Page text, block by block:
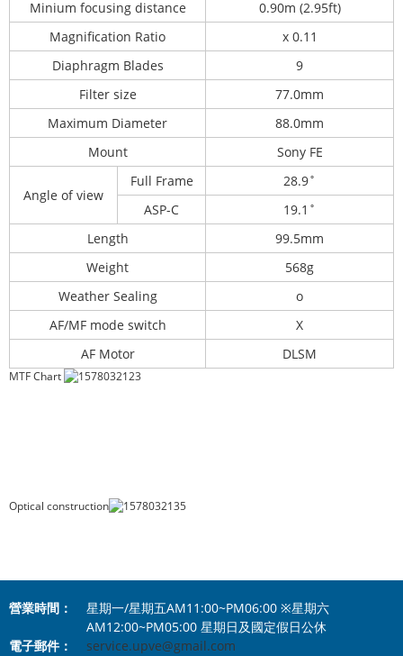
Minium focusing distance
0.90m (2.95ft)
Magnification Ratio
x 0.11
Diaphragm Blades
9
Filter size
77.0mm
Maximum Diameter
88.0mm
Mount
Sony FE
Angle of view
Full Frame
28.9˚
ASP-C
19.1˚
Length
99.5mm
Weight
568g
Weather Sealing
o
AF/MF mode switch
X
AF Motor
DLSM
MTF Chart
Optical construction
營業時間：
星期一/星期五AM11:00~PM06:00 ※星期六
AM12:00~PM05:00 星期日及國定假日公休
電子郵件：
service.upve@gmail.com